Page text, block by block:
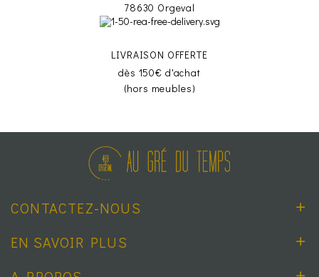
78630 Orgeval
LIVRAISON OFFERTE
dès 150€ d'achat
(hors meubles)
CONTACTEZ-NOUS
EN SAVOIR PLUS